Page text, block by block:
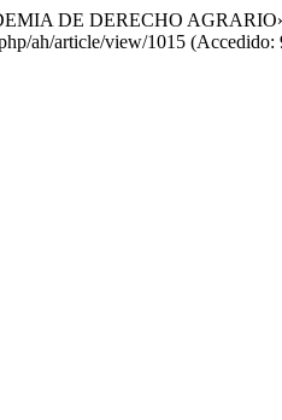
DE DERECHO
ah/article/view/1015 (Accedido: